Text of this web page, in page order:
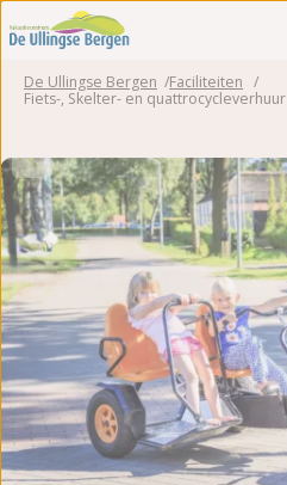
De Ullingse Bergen
Faciliteiten
Fiets-, Skelter- en quattrocycleverhuur